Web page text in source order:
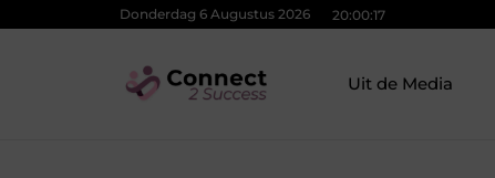
Donderdag 6 Augustus 2026 20:00:18
Uit de Media